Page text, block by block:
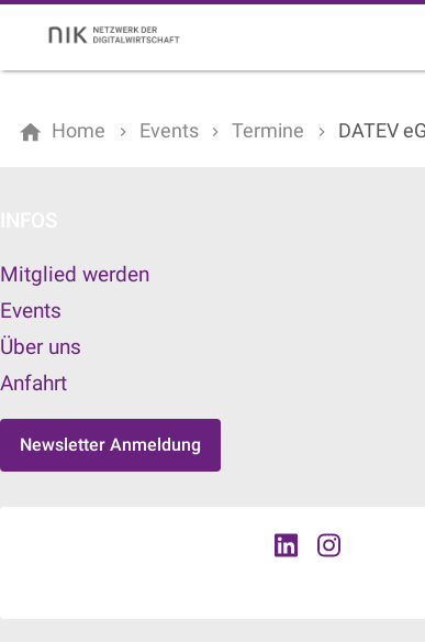
Home Events Termine DATEV
Mitglied werden
Events
Über uns
Anfahrt
Newsletter Anmeldung